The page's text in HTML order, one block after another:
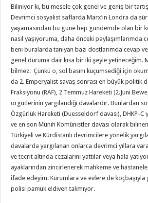
Biliniyor ki, bu mesele çok genel ve geniş bir
Devrimci sosyalist saflarda Marx’ın Londra da
yaşamasından bu güne hep gündemde olan bir
nasıl yaşıyoruma, daha önceki paylaşımlarımda
beni buralarda tanıyan bazı dostlarımda cevap
genel duruma dair kısa bir iki şeyle yetineceğim.
bilmez. Çünkü o, sol basını küçümsediği için
da 2. Emperyalist savaş sonrası en büyük politik
Fraksiyonu (RAF), 2 Temmuz Hareketi (2.Juni
örgütlerinin yargılandığı davalardır. Bunlardan
Özgürlük Hareketi (Duesseldorf davası), DHKP-C
ve en son Münih Komünistler davası olarak
Türkiyeli ve Kürdistanlı devrimcilere yönelik
davalarda yargılanan onlarca devrimci yıllara
ve tecrit altında cezalarını yattılar veya hala
ayaklarından zincirlenerek mahkeme ve
ifade edeyim. Kurumlara ve evlere de
polisi pamuk eldiven takmıyor.